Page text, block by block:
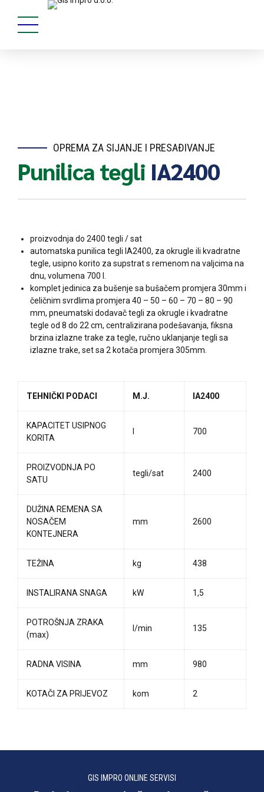
OPREMA ZA SIJANJE I PRESAĐIVANJE
Punilica tegli IA2400
proizvodnja do 2400 tegli / sat
automatska punilica tegli IA2400, za okrugle ili kvadratne
tegle, usipno korito za supstrat s remenom na valjcima na
dnu, volumena 700 l.
komplet jedinica za bušenje sa bušačem promjera 30mm i
čeličnim svrdlima promjera 40 – 50 – 60 – 70 – 80 – 90
mm, pneumatski dodavač tegli za okrugle i kvadratne
tegle od 8 do 22 cm, centralizirana podešavanja, fiksna
brzina izlazne trake za tegle, ručno uklanjanje tegli sa
izlazne trake, set sa 2 kotača promjera 305mm.
TEHNIČKI PODACI M.J. IA2400
KAPACITET USIPNOG
KORITA
700
PROIZVODNJA PO
SATU
tegli/sat 2400
DUŽINA REMENA SA
NOSAČEM
KONTEJNERA
mm 2600
TEŽINA kg 438
INSTALIRANA SNAGA kW 1,5
POTROŠNJA ZRAKA
(max)
l/min 135
RADNA VISINA mm 980
KOTAČI ZA PRIJEVOZ kom 2
GIS IMPRO ONLINE SERVISI